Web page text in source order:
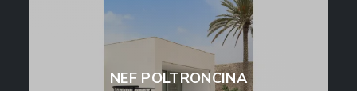
NEF POLTRONCINA